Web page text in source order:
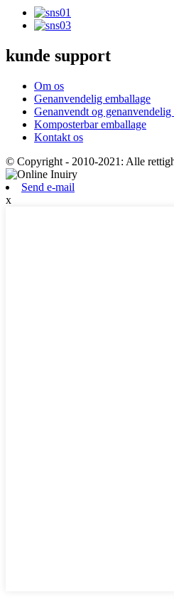
kunde support
Om os
Genanvendelig emballage
Genanvendt og genanvendelig
Komposterbar emballage
Kontakt os
© Copyright - 2010-2021: Alle
Send e-mail
x